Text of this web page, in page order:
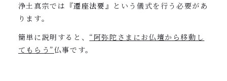
浄土真宗では 『遷座法要』 という儀式を行う必要があ
ります。
簡単に説明すると、 “阿弥陀さまにお仏壇から移動し
てもらう”仏事です。